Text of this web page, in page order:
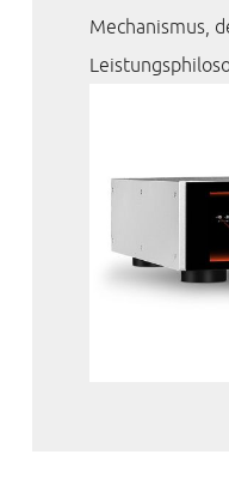
Mechanismus,